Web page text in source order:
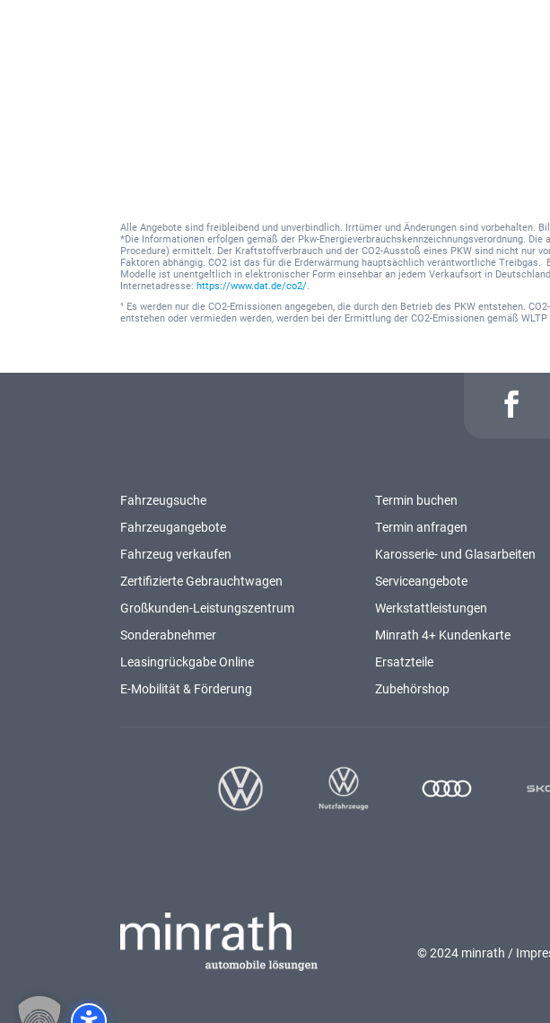
Alle Angebote sind freibleibend und unverbindlich. Irrtümer und Änderungen sind vorbehalten.
*Die Informationen erfolgen gemäß der Pkw-Energieverbrauchskennzeichnungsverordnung.
Procedure) ermittelt. Der Kraftstoffverbrauch und der CO2-Ausstoß eines PKW sind nicht nur
Faktoren abhängig. CO2 ist das für die Erderwärmung hauptsächlich verantwortliche
Modelle ist unentgeltlich in elektronischer Form einsehbar an jedem Verkaufsort in
Internetadresse:https://www.dat.de/co2/
¹ Es werden nur die CO2-Emissionen angegeben, die durch den Betrieb des PKW entstehen.
entstehen oder vermieden werden, werden bei der Ermittlung der CO2-Emissionen gemäß
Fahrzeugsuche
Fahrzeugangebote
Fahrzeug verkaufen
Zertifizierte Gebrauchtwagen
Großkunden-Leistungszentrum
Sonderabnehmer
Leasingrückgabe Online
E-Mobilität & Förderung
Termin buchen
Termin anfragen
Karosserie- und Glasarbeiten
Serviceangebote
Werkstattleistungen
Minrath 4+ Kundenkarte
Ersatzteile
Zubehörshop
© 2024 minrath /